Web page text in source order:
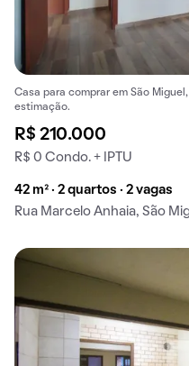
Casa para comprar em São
estimação.
R$ 210.000
R$ 0 Condo. + IPTU
42 m² · 2 quartos · 2 vagas
Rua Marcelo Anhaia, São